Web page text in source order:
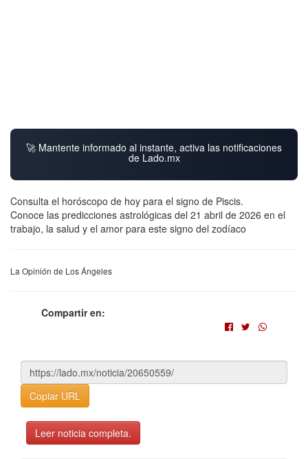
🚀 Mantente informado al instante, activa las notificaciones
de Lado.mx
Consulta el horóscopo de hoy para el signo de Piscis.
Conoce las predicciones astrológicas del 21 abril de 2026 en el
trabajo, la salud y el amor para este signo del zodíaco
La Opinión de Los Ángeles
Compartir en:
Copiar URL
Leer noticia completa.